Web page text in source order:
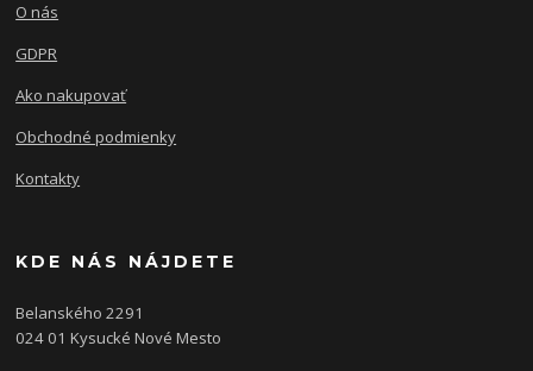
O nás
GDPR
Ako nakupovať
Obchodné podmienky
Kontakty
KDE NÁS NÁJDETE
Belanského 2291
024 01 Kysucké Nové Mesto